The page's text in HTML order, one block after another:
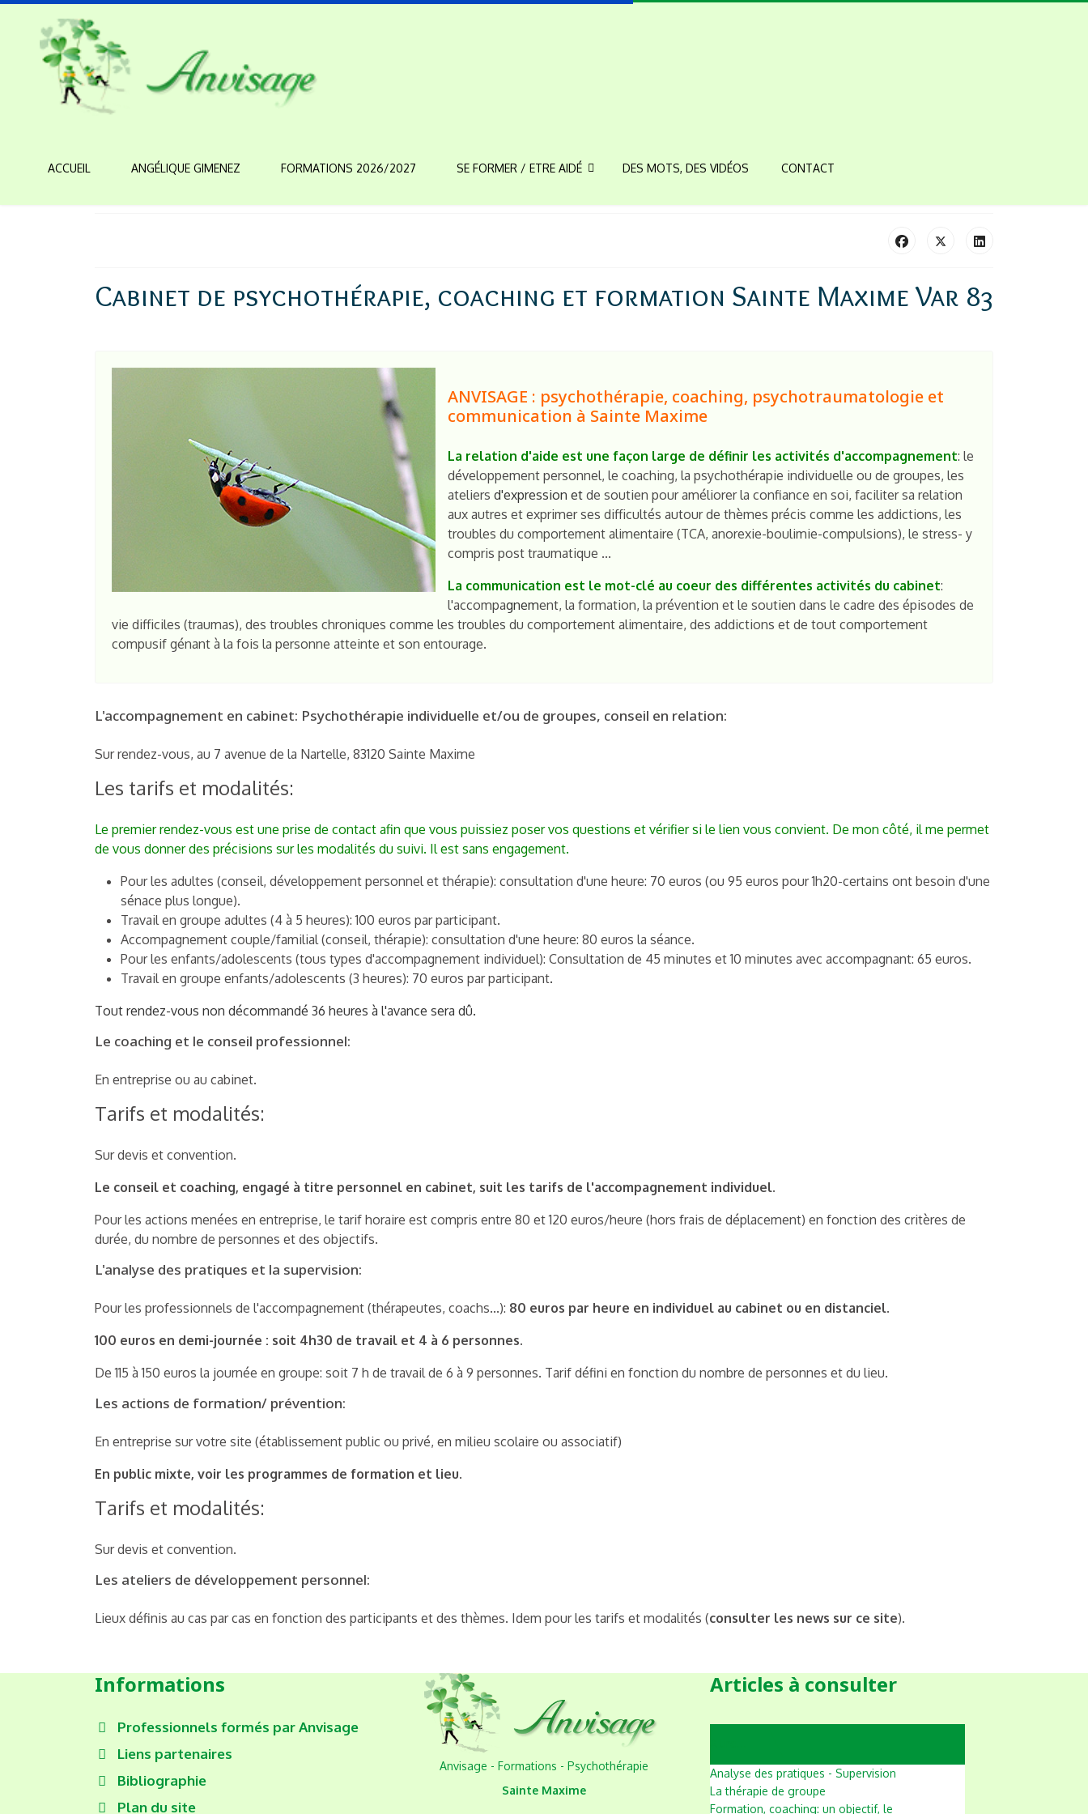
ACCUEIL ANGÉLIQUE GIMENEZ FORMATIONS 2026/2027 SE FORMER / ETRE AIDÉ DES MOTS, DES VIDÉOS CONTACT
Cabinet de psychothérapie, coaching et formation Sainte Maxime Var 83
ANVISAGE : psychothérapie, coaching, psychotraumatologie et
communication à Sainte Maxime
La relation d'aide est une façon large de définir les activités d'accompagnement: le
développement personnel, le coaching, la psychothérapie individuelle ou de groupes, les
ateliers d'expression et de soutien pour améliorer la confiance en soi, faciliter sa relation
aux autres et exprimer ses difficultés autour de thèmes précis comme les addictions, les
troubles du comportement alimentaire (TCA, anorexie-boulimie-compulsions), le stress- y
compris post traumatique ...
La communication est le mot-clé au coeur des différentes activités du cabinet:
l'accompagnement, la formation, la prévention et le soutien dans le cadre des épisodes de
vie difficiles (traumas), des troubles chroniques comme les troubles du comportement alimentaire, des addictions et de tout comportement
compusif génant à la fois la personne atteinte et son entourage.
L'accompagnement en cabinet: Psychothérapie individuelle et/ou de groupes, conseil en relation:
Sur rendez-vous, au 7 avenue de la Nartelle, 83120 Sainte Maxime
Les tarifs et modalités:
Le premier rendez-vous est une prise de contact afin que vous puissiez poser vos questions et vérifier si le lien vous convient. De mon côté, il me permet
de vous donner des précisions sur les modalités du suivi. Il est sans engagement.
Pour les adultes (conseil, développement personnel et thérapie): consultation d'une heure: 70 euros (ou 95 euros pour 1h20-certains ont besoin d'une
sénace plus longue).
Travail en groupe adultes (4 à 5 heures): 100 euros par participant.
Accompagnement couple/familial (conseil, thérapie): consultation d'une heure: 80 euros la séance.
Pour les enfants/adolescents (tous types d'accompagnement individuel): Consultation de 45 minutes et 10 minutes avec accompagnant: 65 euros.
Travail en groupe enfants/adolescents (3 heures): 70 euros par participant.
Tout rendez-vous non décommandé 36 heures à l'avance sera dû.
Le coaching et le conseil professionnel:
En entreprise ou au cabinet.
Tarifs et modalités:
Sur devis et convention.
Le conseil et coaching, engagé à titre personnel en cabinet, suit les tarifs de l'accompagnement individuel.
Pour les actions menées en entreprise, le tarif horaire est compris entre 80 et 120 euros/heure (hors frais de déplacement) en fonction des critères de
durée, du nombre de personnes et des objectifs.
L'analyse des pratiques et la supervision:
Pour les professionnels de l'accompagnement (thérapeutes, coachs...): 80 euros par heure en individuel au cabinet ou en distanciel.
100 euros en demi-journée : soit 4h30 de travail et 4 à 6 personnes.
De 115 à 150 euros la journée en groupe: soit 7 h de travail de 6 à 9 personnes. Tarif défini en fonction du nombre de personnes et du lieu.
Les actions de formation/ prévention:
En entreprise sur votre site (établissement public ou privé, en milieu scolaire ou associatif)
En public mixte, voir les programmes de formation et lieu.
Tarifs et modalités:
Sur devis et convention.
Les ateliers de développement personnel:
Lieux définis au cas par cas en fonction des participants et des thèmes. Idem pour les tarifs et modalités (consulter les news sur ce site).
Informations
Professionnels formés par Anvisage
Liens partenaires
Bibliographie
Plan du site
Anvisage - Formations - Psychothérapie
Sainte Maxime
Articles à consulter
Analyse des pratiques - Supervision
La thérapie de groupe
Formation, coaching: un objectif, le